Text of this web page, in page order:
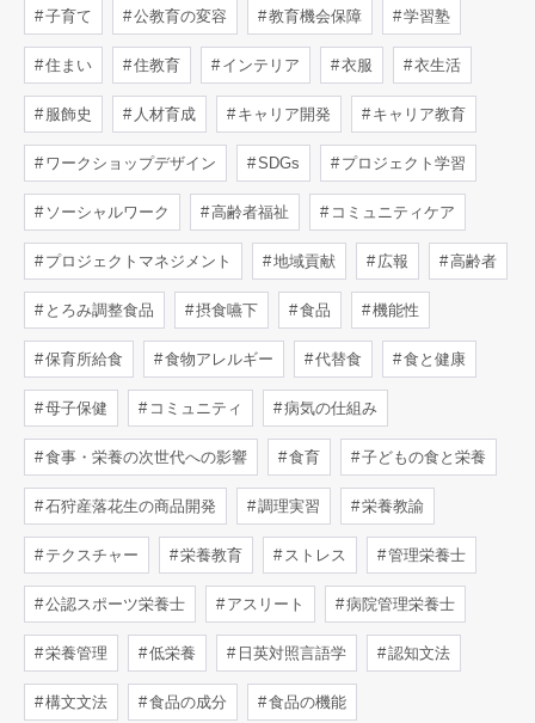
子育て 公教育の変容 教育機会保障 学習塾
住まい 住教育 インテリア 衣服 衣生活
服飾史 人材育成 キャリア開発 キャリア教育
ワークショップデザイン SDGs プロジェクト学習
ソーシャルワーク 高齢者福祉 コミュニティケア
プロジェクトマネジメント 地域貢献 広報 高齢者
とろみ調整食品 摂食嚥下 食品 機能性
保育所給食 食物アレルギー 代替食 食と健康
母子保健 コミュニティ 病気の仕組み
食事・栄養の次世代への影響 食育 子どもの食と栄養
石狩産落花生の商品開発 調理実習 栄養教諭
テクスチャー 栄養教育 ストレス 管理栄養士
公認スポーツ栄養士 アスリート 病院管理栄養士
栄養管理 低栄養 日英対照言語学 認知文法
構文文法 食品の成分 食品の機能